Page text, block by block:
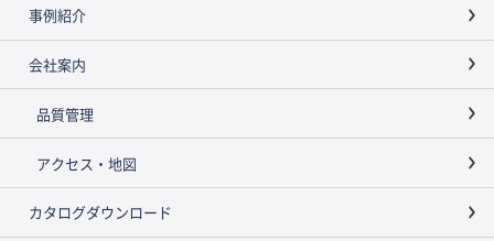
事例紹介
会社案内
品質管理
アクセス・地図
カタログダウンロード